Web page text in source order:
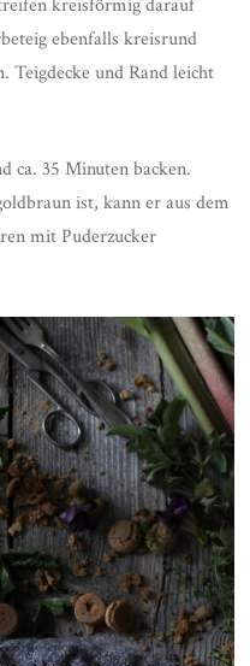
kreisförmig darauf
ebenfalls kreisrund
Teigdecke und Rand leicht
ca. 35 Minuten backen.
ist, kann er aus dem
mit Puderzucker